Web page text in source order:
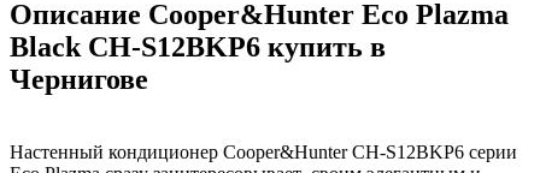
Описание Cooper&Hunter Eco Plazma
Black СH-S12BKP6 купить в
Чернигове
Настенный кондиционер Cooper&Hunter СH-S12BKP6 серии